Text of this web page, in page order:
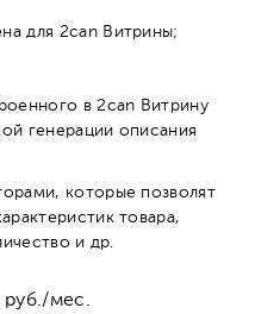
для 2can Витрины;
в 2can Витрину
генерации описания
которые позволят
товара,
и др.
руб./мес.